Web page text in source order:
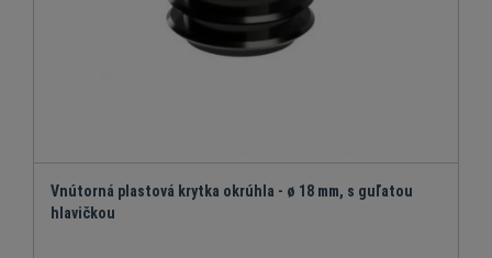
Vnútorná plastová krytka okrúhla - ø 18 mm, s guľatou
hlavičkou